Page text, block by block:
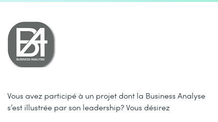
Vous avez participé à un projet dont la Business Analyse
s’est illustrée par son leadership? Vous désirez